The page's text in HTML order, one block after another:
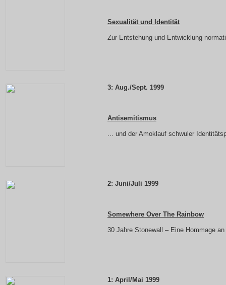
Sexualität und Identität
Zur Entstehung und Entwicklung
3: Aug./Sept. 1999
Antisemitismus
... und der Amoklauf schwuler
2: Juni/Juli 1999
Somewhere Over The Rainbow
30 Jahre Stonewall – Eine Hommage
1: April/Mai 1999